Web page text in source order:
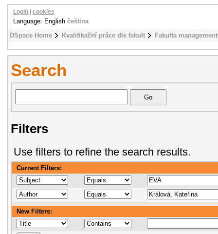
DSpace Home Kvalifikační práce dle fakult Fakulta
Login cookies
Language: English čeština
Search
Filters
Use filters to refine the search results.
Current Filters:
New Filters: